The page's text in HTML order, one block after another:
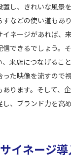
置し、きれいな風景
すなどの使い道もあ
イネージがあれば、
信できるでしょう。
来店につなげるこ
った映像を流すので
ります。そして、
し、ブランド力を高
イネージ